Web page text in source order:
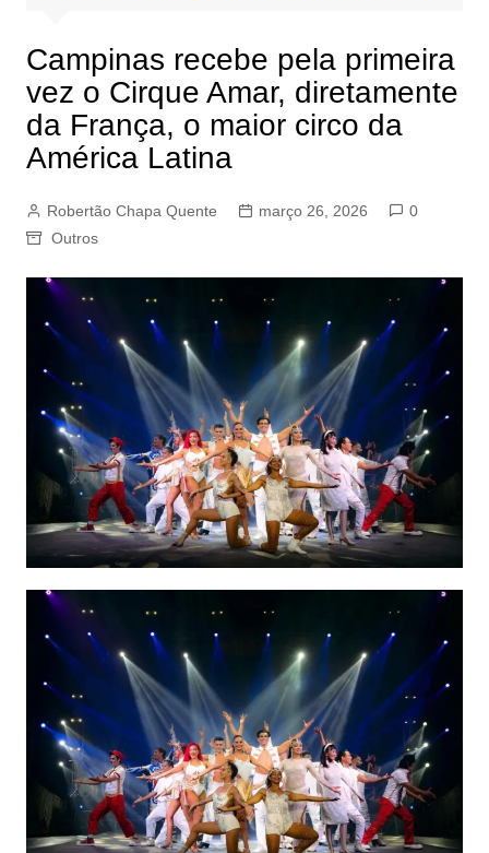
Campinas recebe pela primeira
vez o Cirque Amar, diretamente
da França, o maior circo da
América Latina
Robertão Chapa Quente março 26, 2026
0
Outros